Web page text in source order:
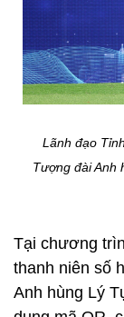
Lãnh đạo
Tượng đài Anh
Tại chương
thanh niên số
Anh hùng Lý